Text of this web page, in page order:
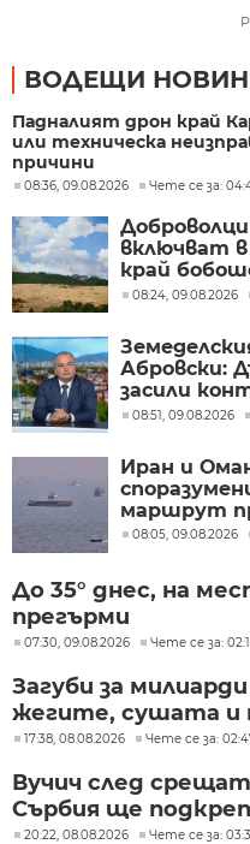
ВОДЕЩИ
Падналият дрон край
или техническа
причини
08:36, 09.08.2026 Чете се за:
включват
край
могила
08:24, 09.08.2026
Абровски:
засили
трети
08:51, 09.08.2026
Иран и
маршрут
08:05, 09.08.2026
До 35° днес, на
прегърми
07:30, 09.08.2026 Чете се за:
Загуби за
жегите, сушата и
17:38, 08.08.2026 Чете се за:
Вучич след
Сърбия ще
20:22, 08.08.2026 Чете се за: